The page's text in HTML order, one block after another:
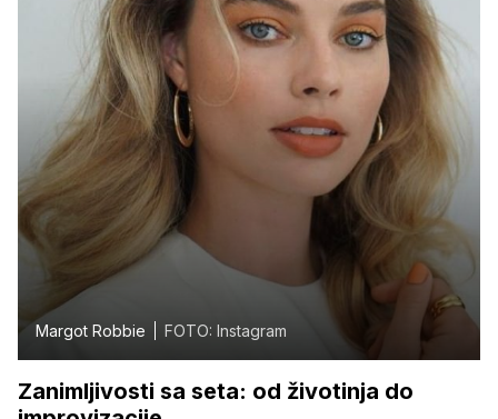
Margot Robbie FOTO: Instagram
Zanimljivosti sa seta: od životinja do